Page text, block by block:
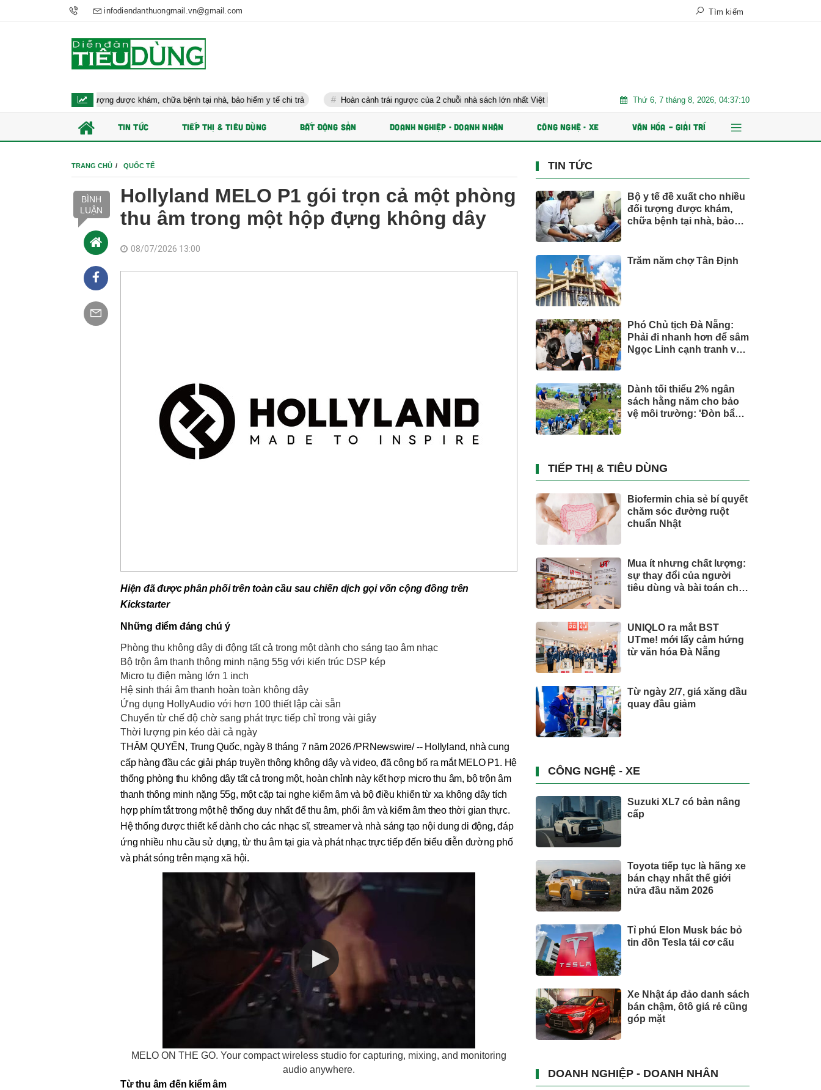
infodiendanthuongmail.vn@gmail.com Tìm kiếm
nhiều đối tượng được khám, chữa bệnh tại nhà, bảo hiểm y tế chi trả Hoàn cảnh trái ngược của 2 chuỗi nhà sách lớn nhất Việt Nam Trăm năm chợ Tân Định AI và dữ liệu định hình tương lai ngành
Thứ 6, 7 tháng 8, 2026, 04:37:11
TIN TỨC TIẾP THỊ & TIÊU DÙNG BẤT ĐỘNG SẢN DOANH NGHIỆP - DOANH NHÂN CÔNG NGHỆ - XE VĂN HÓA – GIẢI TRÍ
TRANG CHỦ QUỐC TẾ
BÌNH
LUẬN
Hollyland MELO P1 gói trọn cả một phòng
thu âm trong một hộp đựng không dây
08/07/2026 13:00
Hiện đã được phân phối trên toàn cầu sau chiến dịch gọi vốn cộng đồng trên
Kickstarter
Những điểm đáng chú ý
Phòng thu không dây di động tất cả trong một dành cho sáng tạo âm nhạc
Bộ trộn âm thanh thông minh nặng 55g với kiến trúc DSP kép
Micro tụ điện màng lớn 1 inch
Hệ sinh thái âm thanh hoàn toàn không dây
Ứng dụng HollyAudio với hơn 100 thiết lập cài sẵn
Chuyển từ chế độ chờ sang phát trực tiếp chỉ trong vài giây
Thời lượng pin kéo dài cả ngày
THÂM QUYẾN, Trung Quốc, ngày 8 tháng 7 năm 2026 /PRNewswire/ -- Hollyland, nhà cung
cấp hàng đầu các giải pháp truyền thông không dây và video, đã công bố ra mắt MELO P1. Hệ
thống phòng thu không dây tất cả trong một, hoàn chỉnh này kết hợp micro thu âm, bộ trộn âm
thanh thông minh nặng 55g, một cặp tai nghe kiểm âm và bộ điều khiển từ xa không dây tích
hợp phím tắt trong một hệ thống duy nhất để thu âm, phối âm và kiểm âm theo thời gian thực.
Hệ thống được thiết kế dành cho các nhạc sĩ, streamer và nhà sáng tạo nội dung di động, đáp
ứng nhiều nhu cầu sử dụng, từ thu âm tại gia và phát nhạc trực tiếp đến biểu diễn đường phố
và phát sóng trên mạng xã hội.
MELO ON THE GO. Your compact wireless studio for capturing, mixing, and monitoring
audio anywhere.
Từ thu âm đến kiểm âm
TIN TỨC
Bộ y tế đề xuất cho nhiều
đối tượng được khám,
chữa bệnh tại nhà, bảo
Trăm năm chợ Tân Định
Phó Chủ tịch Đà Nẵng:
Phải đi nhanh hơn để sâm
Ngọc Linh cạnh tranh với
Dành tối thiểu 2% ngân
sách hằng năm cho bảo
vệ môi trường: 'Đòn bẩy'
TIẾP THỊ & TIÊU DÙNG
Biofermin chia sẻ bí quyết
chăm sóc đường ruột
chuẩn Nhật
Mua ít nhưng chất lượng:
sự thay đổi của người
tiêu dùng và bài toán cho
UNIQLO ra mắt BST
UTme! mới lấy cảm hứng
từ văn hóa Đà Nẵng
Từ ngày 2/7, giá xăng dầu
quay đầu giảm
CÔNG NGHỆ - XE
Suzuki XL7 có bản nâng
cấp
Toyota tiếp tục là hãng xe
bán chạy nhất thế giới
nửa đầu năm 2026
Tỉ phú Elon Musk bác bỏ
tin đồn Tesla tái cơ cấu
Xe Nhật áp đảo danh sách
bán chậm, ôtô giá rẻ cũng
góp mặt
DOANH NGHIỆP - DOANH NHÂN